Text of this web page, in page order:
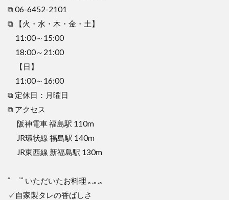
⧉ 06-6452-2101
⧉ 【火・水・木・金・土】
11:00～15:00
18:00～21:00
【日】
11:00～16:00
⧉ 定休日：月曜日
⧉ アクセス
阪神電車 福島駅 110m
JR環状線 福島駅 140m
JR東西線 新福島駅 130m
ﾟ ゜ﾟいただいたお料理 ｡.｡.｡
✓自家製タレの香ばしさ